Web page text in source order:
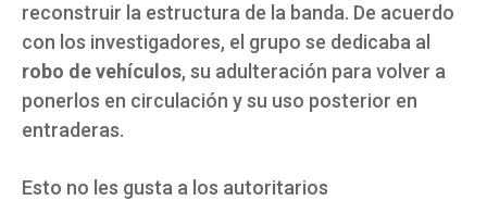
reconstruir la estructura de la banda. De acuerdo
con los investigadores, el grupo se dedicaba al
robo de vehículos, su adulteración para volver a
ponerlos en circulación y su uso posterior en
entraderas.
Esto no les gusta a los autoritarios